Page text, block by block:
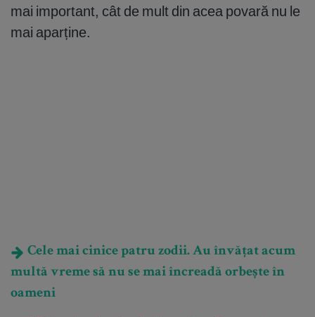
mai important, cât de mult din acea povară nu le
mai aparține.
Cele mai cinice patru zodii. Au învățat acum
multă vreme să nu se mai încreadă orbește în
oameni